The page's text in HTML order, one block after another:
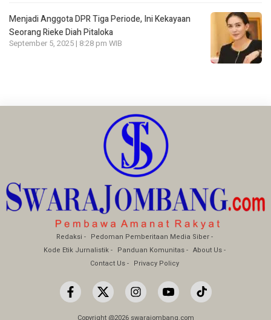
Menjadi Anggota DPR Tiga Periode, Ini Kekayaan
Seorang Rieke Diah Pitaloka
September 5, 2025 | 8:28 pm WIB
Redaksi
Pedoman Pemberitaan Media Siber
Kode Etik Jurnalistik
Panduan Komunitas
About Us
Contact Us
Privacy Policy